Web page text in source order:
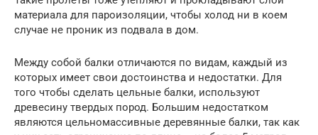
материала для пароизоляции, чтобы холод ни в коем
случае не проник из подвала в дом.
Между собой балки отличаются по видам, каждый из
которых имеет свои достоинства и недостатки. Для
того чтобы сделать цельные балки, используют
древесину твердых пород. Большим недостатком
являются цельномассивные деревянные балки, так как